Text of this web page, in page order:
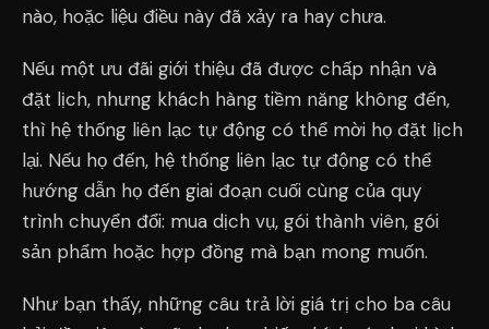
nào, hoặc liệu điều này đã xảy ra hay chưa.
Nếu một ưu đãi giới thiệu đã được chấp nhận và
đặt lịch, nhưng khách hàng tiềm năng không đến,
thì hệ thống liên lạc tự động có thể mời họ đặt lịch
lại. Nếu họ đến, hệ thống liên lạc tự động có thể
hướng dẫn họ đến giai đoạn cuối cùng của quy
trình chuyển đổi: mua dịch vụ, gói thành viên, gói
sản phẩm hoặc hợp đồng mà bạn mong muốn.
Như bạn thấy, những câu trả lời giá trị cho ba câu